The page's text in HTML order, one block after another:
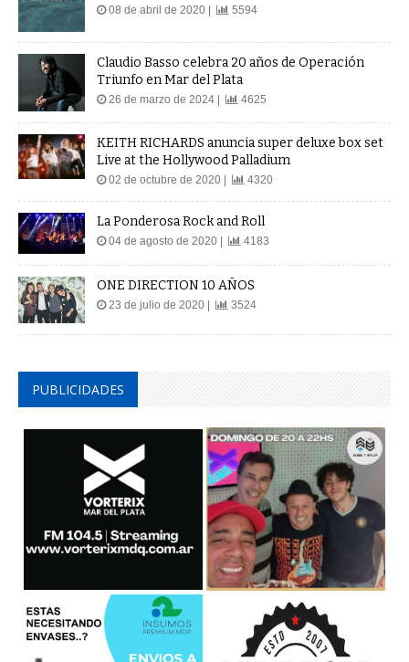
08 de abril de 2020 | 5594
Claudio Basso celebra 20 años de Operación
Triunfo en Mar del Plata
26 de marzo de 2024 | 4625
KEITH RICHARDS anuncia super deluxe box set
Live at the Hollywood Palladium
02 de octubre de 2020 | 4320
La Ponderosa Rock and Roll
04 de agosto de 2020 | 4183
ONE DIRECTION 10 AÑOS
23 de julio de 2020 | 3524
PUBLICIDADES